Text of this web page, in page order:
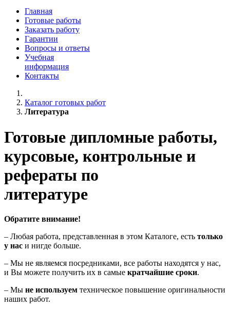
Главная
Готовые работы
Заказать работу
Гарантии
Вопросы и ответы
Учебная
информация
Контакты
Каталог готовых работ
Литература
Готовые дипломные работы,
курсовые, контрольные и
рефераты по
литературе
Обратите внимание!
– Любая работа, представленная в этом Каталоге, есть только
у нас и нигде больше.
– Мы не являемся посредниками, все работы находятся у нас,
и Вы можете получить их в самые кратчайшие сроки.
– Мы не используем техническое повышение оригинальности
наших работ.